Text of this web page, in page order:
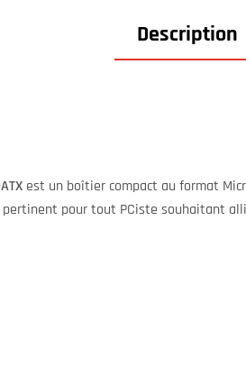
Description
est un boîtier compact au format
pertinent pour tout PCiste souhaitant